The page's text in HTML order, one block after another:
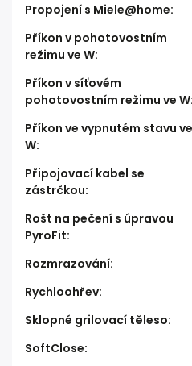
Propojení s Miele@home:
Příkon v pohotovostním
režimu ve W:
Příkon v síťovém
pohotovostním režimu ve W:
Příkon ve vypnutém stavu ve
W:
Připojovací kabel se
zástrčkou:
Rošt na pečení s úpravou
PyroFit:
Rozmrazování:
Rychloohřev:
Sklopné grilovací těleso:
SoftClose: